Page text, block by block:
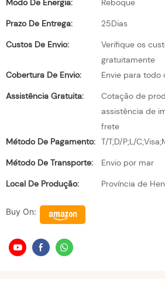
Modo De Energia:
Reboque
Prazo De Entrega:
25Dias
Custos De Envio:
Verifique os
gratuitamente
Cobertura De Envio:
Envie para todo
Assistência Gratuita:
Cotação de
assistência de
frete
Método De Pagamento: T/T;D/P;L/
Método De Transporte:
Envio por mar
Local De Produção:
Província de
Buy On: